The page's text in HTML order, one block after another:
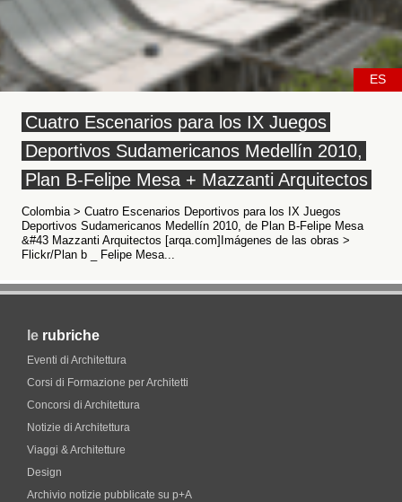
ES
Cuatro Escenarios para los IX Juegos
Deportivos Sudamericanos Medellín 2010,
Plan B-Felipe Mesa + Mazzanti Arquitectos
Colombia > Cuatro Escenarios Deportivos para los IX Juegos
Deportivos Sudamericanos Medellín 2010, de Plan B-Felipe Mesa
&#43 Mazzanti Arquitectos [arqa.com]Imágenes de las obras >
Flickr/Plan b _ Felipe Mesa...
le rubriche
Eventi di Architettura
Corsi di Formazione per Architetti
Concorsi di Architettura
Notizie di Architettura
Viaggi & Architetture
Design
Archivio notizie pubblicate su p+A